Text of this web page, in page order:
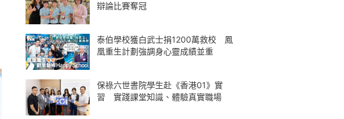
辯論比賽奪冠
泰伯學校獲白武士捐1200萬救校 鳳
凰重生計劃強調身心靈成績並重
保祿六世書院學生赴《香港01》實
習 實踐課堂知識、體驗真實職場